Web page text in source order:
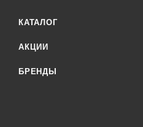
КАТАЛОГ
АКЦИИ
БРЕНДЫ